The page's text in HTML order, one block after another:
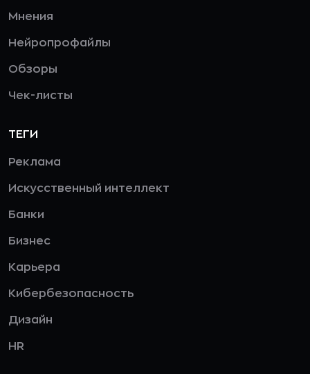
Мнения
Нейропрофайлы
Обзоры
Чек-листы
ТЕГИ
Реклама
Искусственный интеллект
Банки
Бизнес
Карьера
Кибербезопасность
Дизайн
HR